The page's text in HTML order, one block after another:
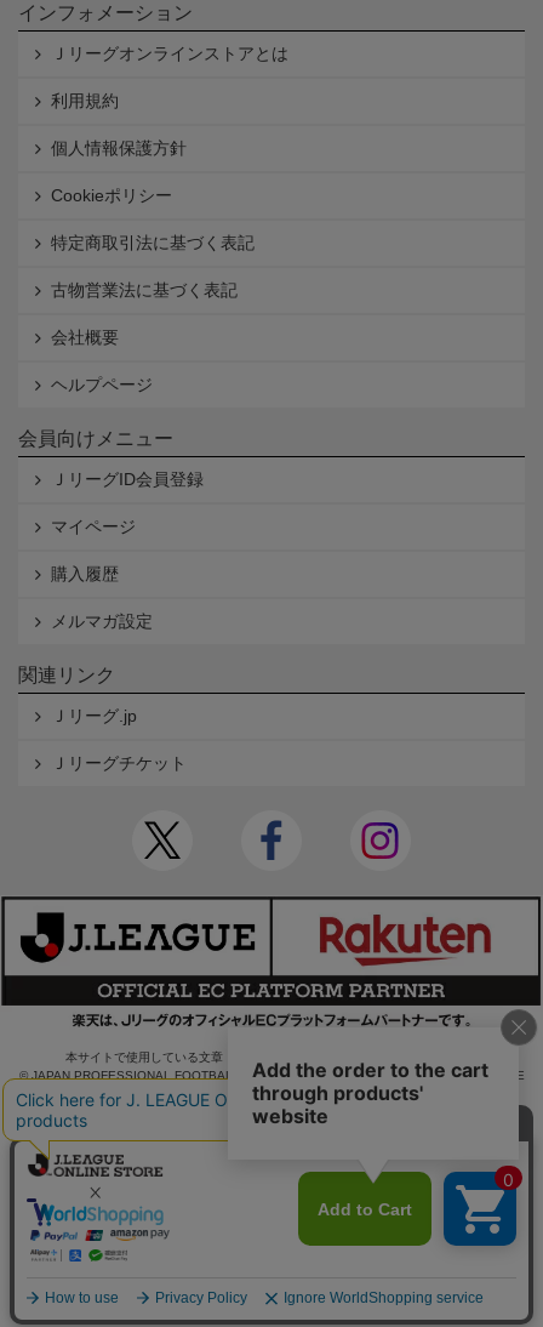
インフォメーション
Ｊリーグオンラインストアとは
利用規約
個人情報保護方針
Cookieポリシー
特定商取引法に基づく表記
古物営業法に基づく表記
会社概要
ヘルプページ
会員向けメニュー
ＪリーグID会員登録
マイページ
購入履歴
メルマガ設定
関連リンク
Ｊリーグ.jp
Ｊリーグチケット
本サイトで使用している文章・画像等の無断での複製・転載を禁止します。
© JAPAN PROFESSIONAL FOOTBALL LEAGUE Rakuten Group, Inc. ALL RIGHTS RE
SERVED.